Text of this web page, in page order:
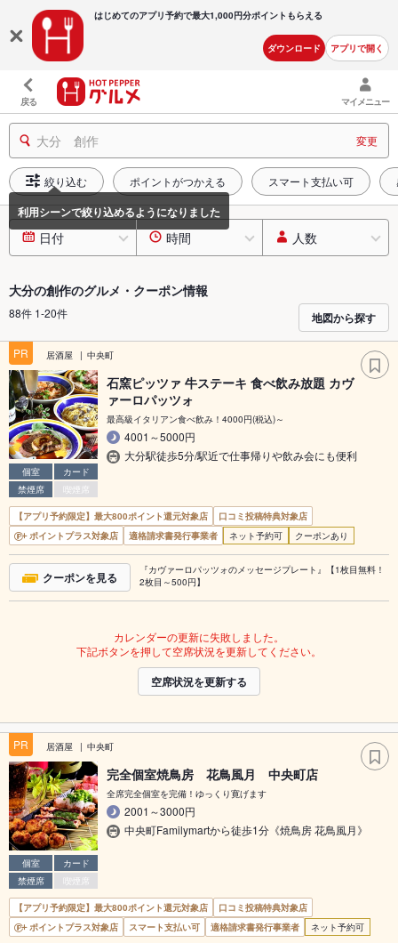
はじめてのアプリ予約で最大1,000円分ポイントもらえる
ダウンロード アプリで開く
戻る マイメニュー
大分 創作 変更
絞り込む ポイントがつかえる スマート支払い可
日付 時間 人数
大分の創作のグルメ・クーポン情報
88件 1-20件 地図から探す
PR 居酒屋 中央町
個室
カード
禁煙席
喫煙席
石窯ピッツァ 牛ステーキ 食べ飲み放題 カヴ
ァーロパッツォ
最高級イタリアン食べ飲み！4000円(税込)～
4001～5000円
大分駅徒歩5分/駅近で仕事帰りや飲み会にも便利
【アプリ予約限定】最大800ポイント還元対象店
口コミ投稿特典対象店
ポイントプラス対象店
適格請求書発行事業者 ネット予約可 クーポンあり
クーポンを見る
『カヴァーロパッツォのメッセージプレート』【1枚目無料！
2枚目～500円】
カレンダーの更新に失敗しました。
下記ボタンを押して空席状況を更新してください。
空席状況を更新する
PR 居酒屋 中央町
個室
カード
禁煙席
喫煙席
完全個室焼鳥房 花鳥風月 中央町店
全席完全個室を完備！ゆっくり寛げます
2001～3000円
中央町Familymartから徒歩1分《焼鳥房 花鳥風月》
【アプリ予約限定】最大800ポイント還元対象店
口コミ投稿特典対象店
ポイントプラス対象店
スマート支払い可 適格請求書発行事業者 ネット予約可